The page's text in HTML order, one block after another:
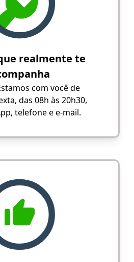
realmente te
com você de
das 08h às 20h30,
telefone e e-mail.